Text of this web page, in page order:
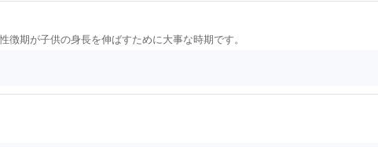
期が子供の身長を伸ばすために大事な時期です。